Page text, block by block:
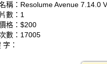
稱：Resolume Avenue 7.14.0
數：1
格：$200
數： 17005
字：